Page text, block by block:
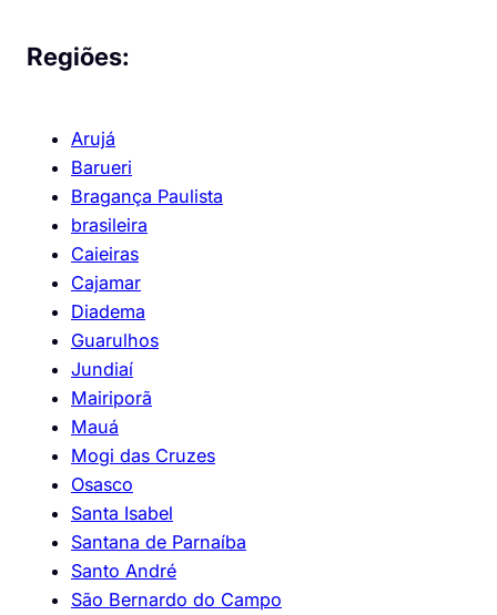
Regiões:
Arujá
Barueri
Bragança Paulista
brasileira
Caieiras
Cajamar
Diadema
Guarulhos
Jundiaí
Mairiporã
Mauá
Mogi das Cruzes
Osasco
Santa Isabel
Santana de Parnaíba
Santo André
São Bernardo do Campo